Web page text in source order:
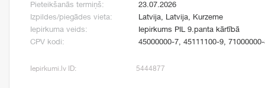
Pieteikšanās termiņš:
23.07.2026
Izpildes/piegādes vieta:
Latvija, Latvija, Kurzeme
Iepirkuma veids:
Iepirkums PIL 9.panta kārtībā
CPV kodi:
45000000-7, 45111100-9,
Iepirkumi.lv ID: 5444877